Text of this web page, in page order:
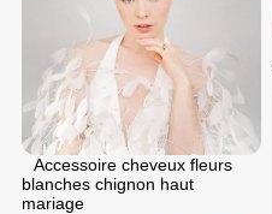
Accessoire cheveux fleurs
blanches chignon haut
mariage